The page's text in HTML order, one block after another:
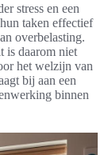
stress en een
taken effectief
overbelasting.
is daarom niet
het welzijn van
bij aan een
binnen